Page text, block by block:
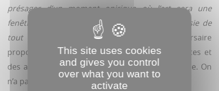
présager d’un moment onirique où l’art sera une
fenêtre sur les imaginaires, les rêves et la poésie de
tout un chacun. »
Cette exposition anniversaire
propose également des concerts, des conférences et
des ateliers de modelage, peinture et calligraphie. On
n’a pas tous les jours 20 ans.
This site uses cookies
and gives you control
over what you want to
activate